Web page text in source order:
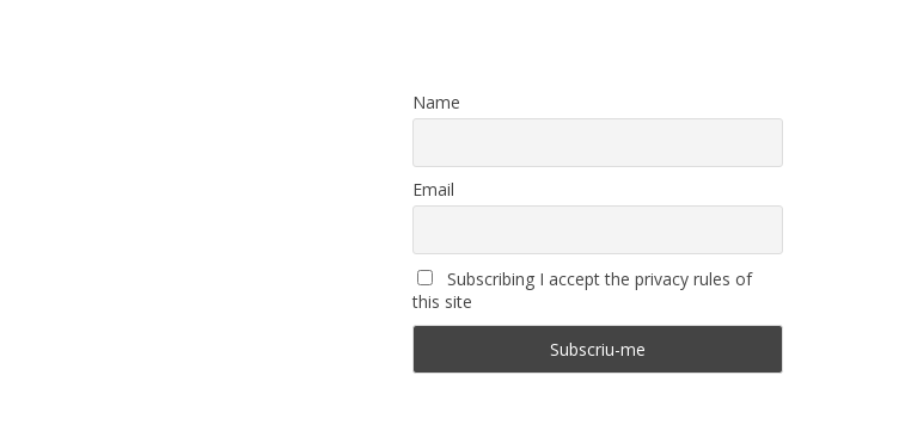
Name
Email
Subscribing I accept the privacy rules of
this site